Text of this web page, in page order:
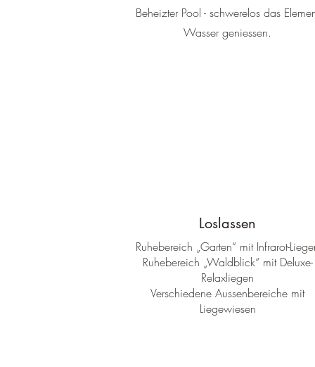
Beheizter Pool - schwerelos das
Wasser geniessen.
Loslassen
Ruhebereich „Garten“ mit Infrarot-
Ruhebereich „Waldblick“ mit Deluxe-
Relaxliegen
Verschiedene Aussenbereiche mit
Liegewiesen